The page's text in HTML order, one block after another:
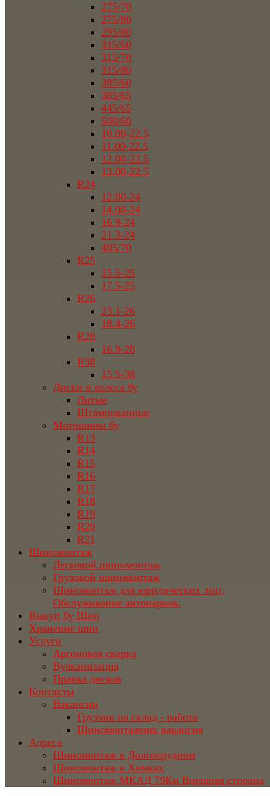
275/70
275/80
295/80
315/60
315/70
315/80
385/60
385/65
445/65
500/60
10.00-22.5
11.00-22.5
12.00-22.5
13.00-22.5
R24
12.00-24
14.00-24
16.9-24
21.3-24
405/70
R25
15.5-25
17.5-25
R26
23.1-26
18.4-26
R28
16.9-28
R38
15.5-38
Диски и колеса бу
Литые
Штампованные
Мотошины бу
R13
R14
R15
R16
R17
R18
R19
R20
R21
Шиномонтаж
Легковой шиномонтаж
Грузовой шиномонтаж
Шиномонтаж для юридических лиц.
Обслуживание автопарков.
Выкуп бу Шин
Хранение шин
Услуги
Аргоновая сварка
Вулканизация
Правка дисков
Контакты
Вакансии
Грузчик на склад - работа
Шиномонтажник вакансия
Адреса
Шиномонтаж в Долгопрудном
Шиномонтаж в Химках
Шиномонтаж МКАД 79Км Внешняя сторона